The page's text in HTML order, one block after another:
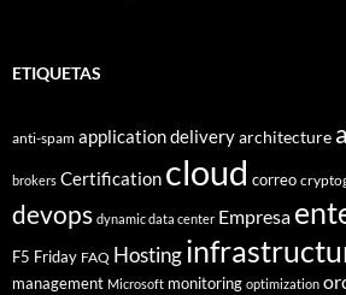
ETIQUETAS
anti-spam application deliveryarchitecture
brokers Certification cloud correo
devops dynamic data center Empresa
F5 Friday FAQ Hosting
management Microsoft monitoring optimization